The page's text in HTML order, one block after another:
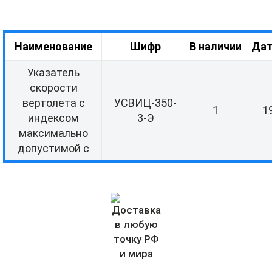
Наименование Шифр В наличии
Указатель
скорости
вертолета с
индексом
максимально
допустимой с
УСВИЦ-350-
3-Э
1